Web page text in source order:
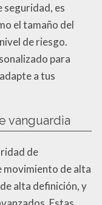
seguridad, es
el tamaño del
de riesgo.
para
a tus
vanguardia
de
movimiento de alta
alta definición, y